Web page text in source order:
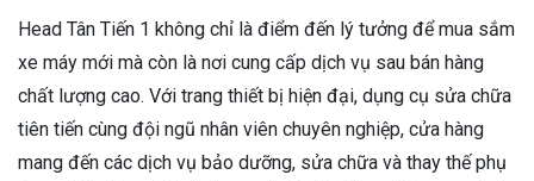
Head Tân Tiến 1 không chỉ là điểm đến lý tưởng để mua sắm
xe máy mới mà còn là nơi cung cấp dịch vụ sau bán hàng
chất lượng cao. Với trang thiết bị hiện đại, dụng cụ sửa chữa
tiên tiến cùng đội ngũ nhân viên chuyên nghiệp, cửa hàng
mang đến các dịch vụ bảo dưỡng, sửa chữa và thay thế phụ